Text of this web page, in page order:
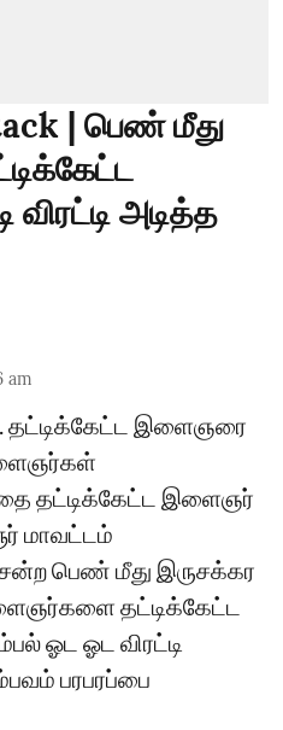
| பெண் மீது
அடித்த
am
தட்டிக்கேட்ட இளைஞரை
தட்டிக்கேட்ட இளைஞர்
மாவட்டம்
பெண் மீது இருசக்கர
தட்டிக்கேட்ட
ஓட ஓட விரட்டி
பரபரப்பை